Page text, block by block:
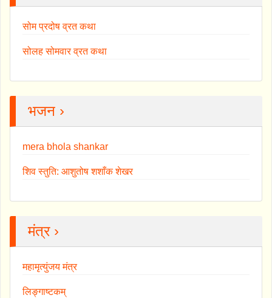
सोम प्रदोष व्रत कथा
सोलह सोमवार व्रत कथा
भजन ›
mera bhola shankar
शिव स्तुति: आशुतोष शशाँक शेखर
मंत्र ›
महामृत्युंजय मंत्र
लिङ्गाष्टकम्